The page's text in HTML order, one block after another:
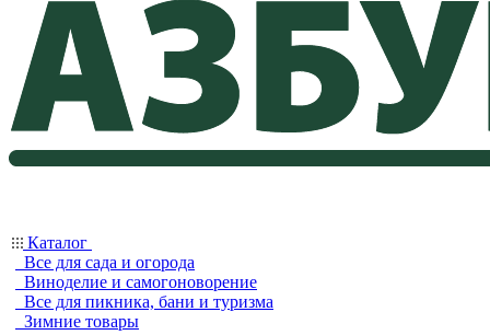
Каталог
Все для сада и огорода
Виноделие и самогоноворение
Все для пикника, бани и туризма
Зимние товары